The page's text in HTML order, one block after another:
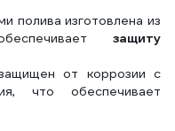
полива изготовлена из
защиту
от коррозии с
что обеспечивает